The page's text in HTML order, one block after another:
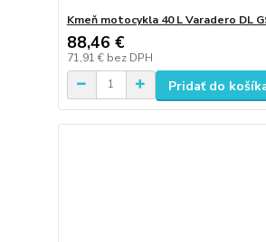
Kmeň motocykla 40 L Varadero DL
88,46 €
71,91 € bez DPH
Pridať do